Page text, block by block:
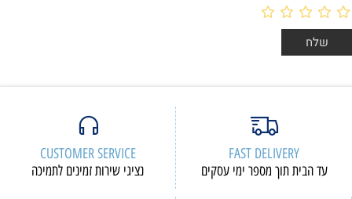
FAST DELIVERY
עד הבית תוך מספר ימי עסקים
CUSTOMER SERVICE
נציגי שירות זמינים לתמיכה